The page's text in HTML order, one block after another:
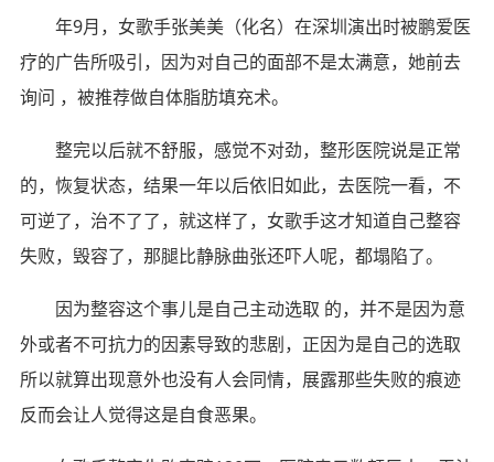
年9月，女歌手张美美（化名）在深圳演出时被鹏爱医
疗的广告所吸引，因为对自己的面部不是太满意，她前去
询问 ，被推荐做自体脂肪填充术。
整完以后就不舒服，感觉不对劲，整形医院说是正常
的，恢复状态，结果一年以后依旧如此，去医院一看，不
可逆了，治不了了，就这样了，女歌手这才知道自己整容
失败，毁容了，那腿比静脉曲张还吓人呢，都塌陷了。
因为整容这个事儿是自己主动选取 的，并不是因为意
外或者不可抗力的因素导致的悲剧，正因为是自己的选取
所以就算出现意外也没有人会同情，展露那些失败的痕迹
反而会让人觉得这是自食恶果。